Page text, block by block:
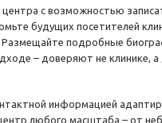
с возможностью
будущих посетителей
Размещайте подробные
– доверяют не клинике, а
информацией
любого масштаба – от